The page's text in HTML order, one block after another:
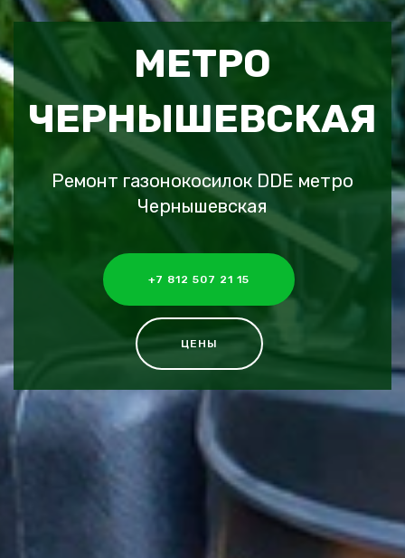
МЕТРО
ЧЕРНЫШЕВСКАЯ
Ремонт газонокосилок DDE метро
Чернышевская
+7 812 507 21 15
ЦЕНЫ